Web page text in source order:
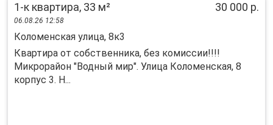
1-к квартира, 33 м² 30 000 р.
06.08.26 12:58
Коломенская улица, 8к3
Квартира от собственника, без комиссии!!!!
Микрорайон "Водный мир". Улица Коломенская, 8
корпус 3. Н...